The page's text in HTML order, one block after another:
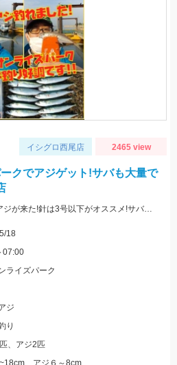
イシグロ西尾店 2465 view
クでアジゲット!サバも大量で
ついに吉良サンライズパークにアジが来た!針は3号以下がオススメ!サバは大漁!小型のメタルジグでも楽しめます♪
18
07:00
ライズパーク
ジ
り
、アジ2匹
、アジ６～8cm